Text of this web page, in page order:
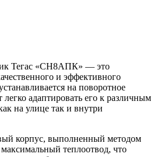
Тегас «СН8АПК» — это
и эффективного
на поворотное
легко адаптировать его к различным
на улице так и внутри
корпус, выполненный методом
максимальный теплоотвод, что